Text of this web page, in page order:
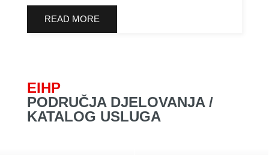
READ MORE
EIHP
PODRUČJA DJELOVANJA /
KATALOG USLUGA